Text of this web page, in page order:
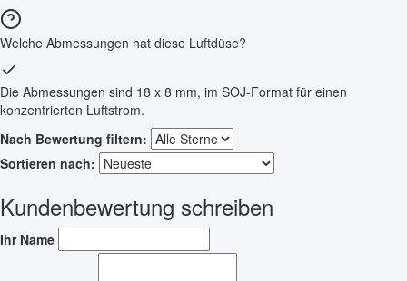
Welche Abmessungen hat diese Luftdüse?
Die Abmessungen sind 18 x 8 mm, im SOJ-Format für einen
konzentrierten Luftstrom.
Nach Bewertung filtern:
Sortieren nach:
Kundenbewertung schreiben
Ihr Name